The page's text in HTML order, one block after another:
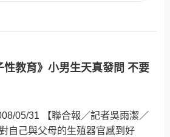
性教育》小男生天真發問 不要
05/31 【聯合報／記者吳雨潔／
自己與父母的生殖器官感到好